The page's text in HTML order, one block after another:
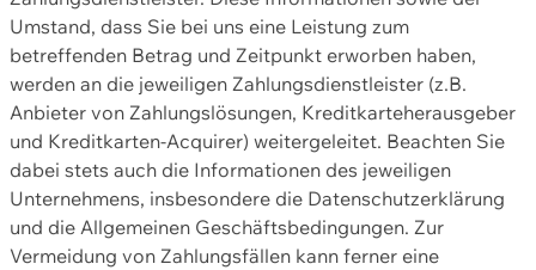
Umstand, dass Sie bei uns eine Leistung zum
betreffenden Betrag und Zeitpunkt erworben haben,
werden an die jeweiligen Zahlungsdienstleister (z.B.
Anbieter von Zahlungslösungen, Kreditkarteherausgeber
und Kreditkarten-Acquirer) weitergeleitet. Beachten Sie
dabei stets auch die Informationen des jeweiligen
Unternehmens, insbesondere die Datenschutzerklärung
und die Allgemeinen Geschäftsbedingungen. Zur
Vermeidung von Zahlungsfällen kann ferner eine